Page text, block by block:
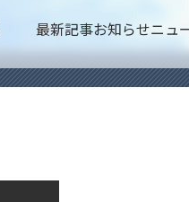
最新記事お知らせニュ